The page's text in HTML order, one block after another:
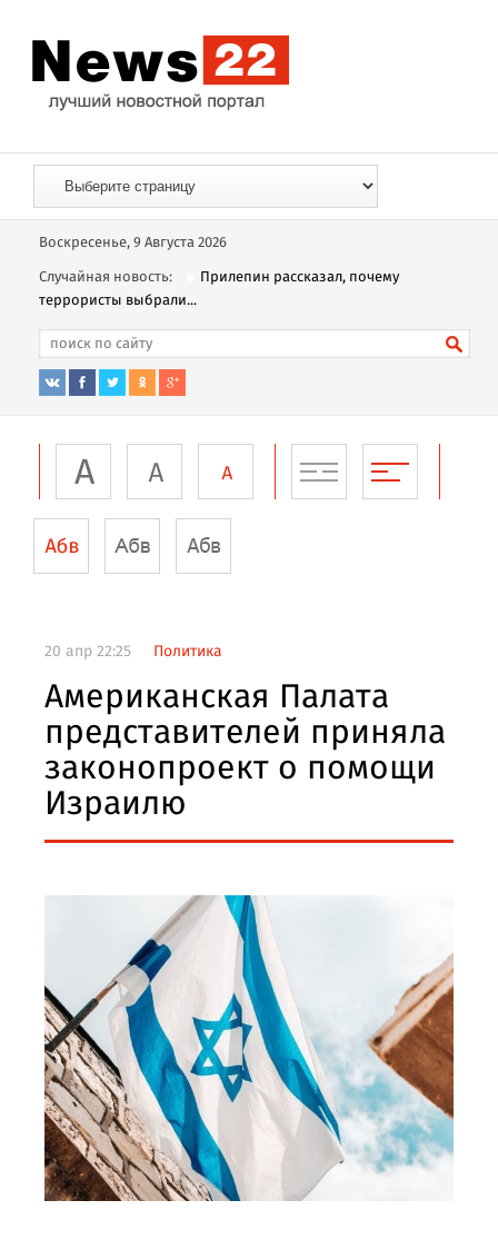
Воскресенье, 9 Августа 2026
Случайная новость:
Прилепин рассказал, почему
террористы выбрали...
20 апр 22:25 Политика
Американская Палата
представителей приняла
законопроект о помощи
Израилю